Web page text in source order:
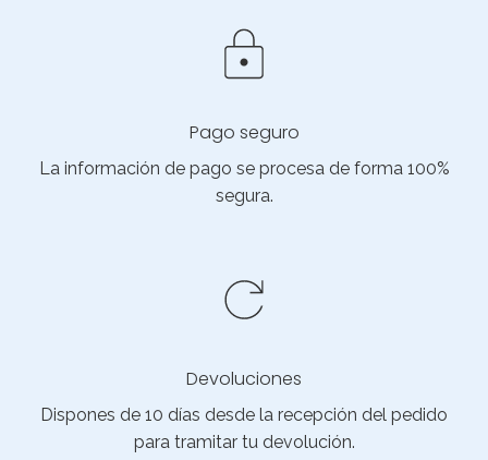
Pago seguro
La información de pago se procesa de forma 100%
segura.
Devoluciones
Dispones de 10 días desde la recepción del pedido
para tramitar tu devolución.